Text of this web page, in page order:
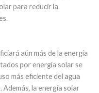
para reducir la
aún más de la energía
por energía solar se
más eficiente del agua
Además, la energía solar